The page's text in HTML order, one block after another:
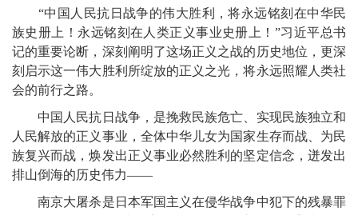
“中国人民抗日战争的伟大胜利，将永远铭刻在中华民
族史册上！永远铭刻在人类正义事业史册上！”习近平总书
记的重要论断，深刻阐明了这场正义之战的历史地位，更深
刻启示这一伟大胜利所绽放的正义之光，将永远照耀人类社
会的前行之路。
中国人民抗日战争，是挽救民族危亡、实现民族独立和
人民解放的正义事业，全体中华儿女为国家生存而战、为民
族复兴而战，焕发出正义事业必然胜利的坚定信念，迸发出
排山倒海的历史伟力——
南京大屠杀是日本军国主义在侵华战争中犯下的残暴罪